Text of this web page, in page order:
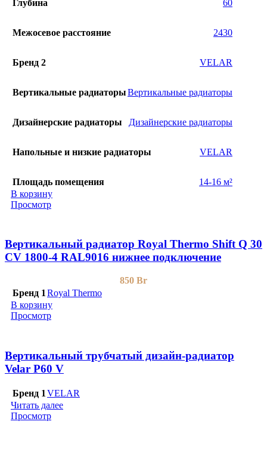
Глубина 60
Межосевое расстояние 2430
Бренд 2 VELAR
Вертикальные радиаторыВертикальные радиаторы
Дизайнерские радиаторы Дизайнерские радиаторы
Напольные и низкие радиаторы VELAR
Площадь помещения
14-16 м²
В корзину
Просмотр
Вертикальный радиатор Royal Thermo Shift Q 30
CV 1800-4 RAL9016 нижнее подключение
850 Br
Бренд 1 Royal Thermo
В корзину
Просмотр
Вертикальный трубчатый дизайн-радиатор
Velar P60 V
Бренд 1VELAR
Читать далее
Просмотр